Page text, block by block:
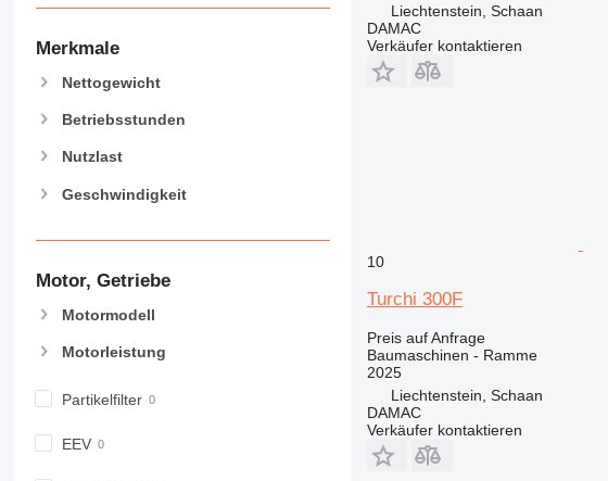
428
430
444
589
906
908
910
920
926
Merkmale
Nettogewicht
Betriebsstunden
Nutzlast
Geschwindigkeit
Motor, Getriebe
Motormodell
Motorleistung
Partikelfilter
EEV
Liechtenstein, Schaan
DAMAC
Verkäufer kontaktieren
10
Turchi 300F
Preis auf Anfrage
Baumaschinen - Ramme
2025
Liechtenstein, Schaan
DAMAC
Verkäufer kontaktieren